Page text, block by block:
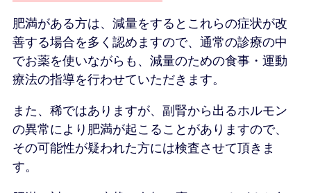
肥満がある方は、減量をするとこれらの症状が改
善する場合を多く認めますので、通常の診療の中
でお薬を使いながらも、減量のための食事・運動
療法の指導を行わせていただきます。
また、稀ではありますが、副腎から出るホルモン
の異常により肥満が起こることがありますので、
その可能性が疑われた方には検査させて頂きま
す。